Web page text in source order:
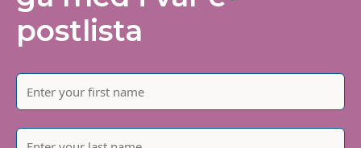
postlista